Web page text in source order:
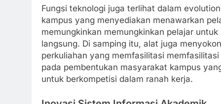
Fungsi teknologi juga terlihat dalam
kampus yang menyediakan menawarkan
memungkinkan memungkinkan pelajar
langsung. Di samping itu, alat juga
perkuliahan yang memfasilitasi
pada pembentukan masyarakat kampus
untuk berkompetisi dalam ranah kerja.